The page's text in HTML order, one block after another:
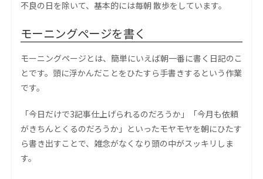
不良の日を除いて、基本的には毎朝 散歩をしています。
モーニングページを書く
モーニングページとは、簡単にいえば朝一番に書く日記のこ
とです。頭に浮かんだことをひたすら手書きするという作業
です。
「今日だけで3記事仕上げられるのだろうか」「今月も依頼
がきちんとくるのだろうか」といったモヤモヤを朝にひたす
ら書き出すことで、雑念がなくなり頭の中がスッキリしま
す。